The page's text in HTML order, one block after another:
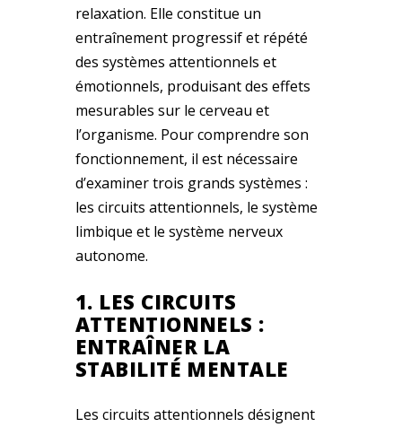
relaxation. Elle constitue un
entraînement progressif et répété
des systèmes attentionnels et
émotionnels, produisant des effets
mesurables sur le cerveau et
l’organisme. Pour comprendre son
fonctionnement, il est nécessaire
d’examiner trois grands systèmes :
les circuits attentionnels, le système
limbique et le système nerveux
autonome.
1. LES CIRCUITS
ATTENTIONNELS :
ENTRAÎNER LA
STABILITÉ MENTALE
Les circuits attentionnels désignent